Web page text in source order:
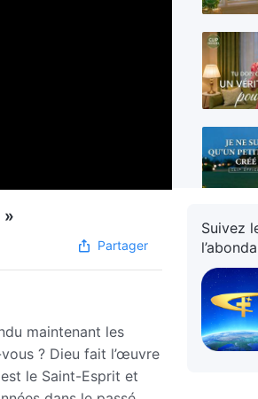
»
Partager
maintenant les
? Dieu fait l’œuvre
le Saint-Esprit et
Suivez